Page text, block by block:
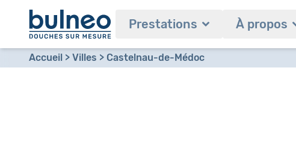
Prestations À propos
Accueil Villes Castelnau-de-Médoc